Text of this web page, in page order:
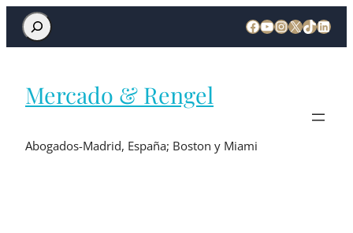
Mercado & Rengel
Abogados-Madrid, España; Boston y Miami